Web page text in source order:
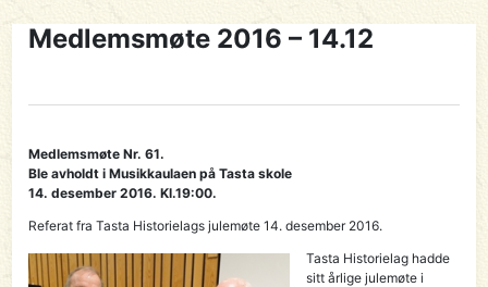
Medlemsmøte 2016 – 14.12
Medlemsmøte Nr. 61.
Ble avholdt i Musikkaulaen på Tasta skole
14. desember 2016. Kl.19:00.
Referat fra Tasta Historielags julemøte 14. desember 2016.
Tasta Historielag hadde
sitt årlige julemøte i